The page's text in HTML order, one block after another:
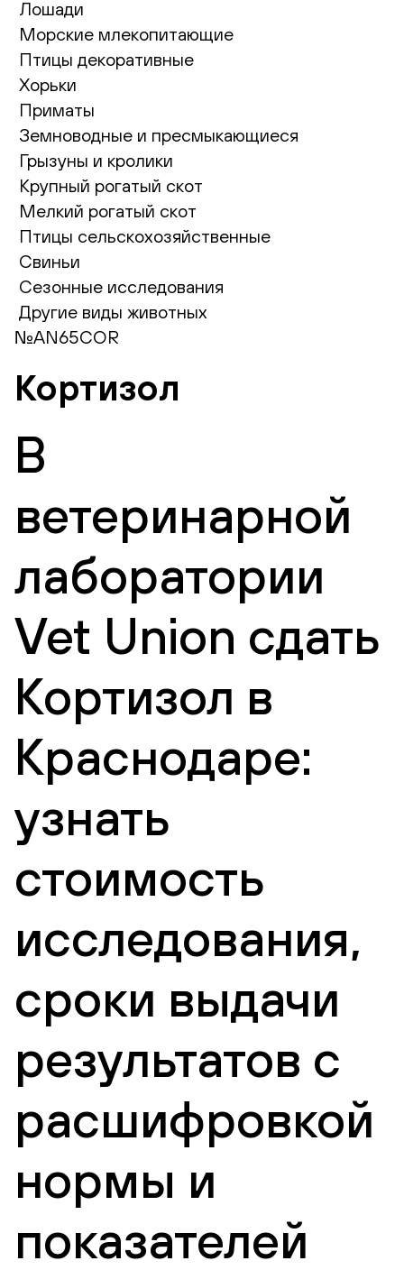
Лошади
Морские млекопитающие
Птицы декоративные
Хорьки
Приматы
Земноводные и пресмыкающиеся
Грызуны и кролики
Крупный рогатый скот
Мелкий рогатый скот
Птицы сельскохозяйственные
Свиньи
Сезонные исследования
Другие виды животных
№AN65COR
Кортизол
В
ветеринарной
лаборатории
Vet Union сдать
Кортизол в
Краснодаре:
узнать
стоимость
исследования,
сроки выдачи
результатов с
расшифровкой
нормы и
показателей